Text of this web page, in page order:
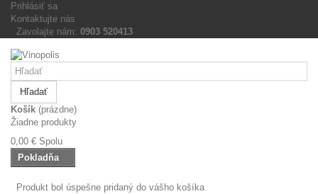
Prihlásiť sa
Kontaktujte nás
Zavolajte nám: 0903 520413
Hľadať
Košík (prázdne)
Žiadne produkty
0,00 € Spolu
Pokladňa
Produkt bol úspešne pridaný do vášho košíka